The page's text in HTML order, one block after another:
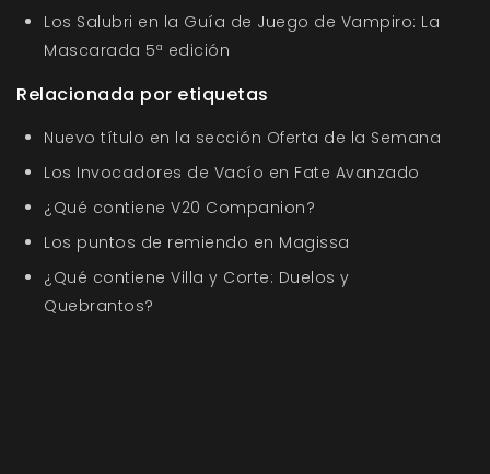
Los Salubri en la Guía de Juego de Vampiro: La
Mascarada 5ª edición
Relacionada por etiquetas
Nuevo título en la sección Oferta de la Semana
Los Invocadores de Vacío en Fate Avanzado
¿Qué contiene V20 Companion?
Los puntos de remiendo en Magissa
¿Qué contiene Villa y Corte: Duelos y
Quebrantos?